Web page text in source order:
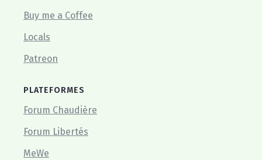
Buy me a Coffee
Locals
Patreon
PLATEFORMES
Forum Chaudière
Forum Libertés
MeWe